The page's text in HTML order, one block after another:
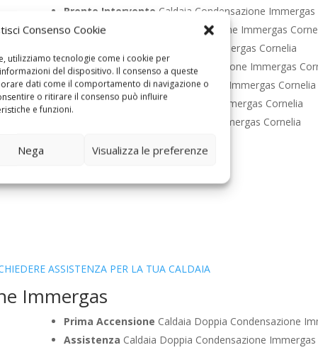
Consenso Cookie
utilizziamo tecnologie come i cookie per
del dispositivo. Il consenso a queste
dati come il comportamento di navigazione o
o ritirare il consenso può influire
e funzioni.
Nega Visualizza le preferenze
Pronto Intervento Caldaia Condensazione Immergas
Sostituzione
Caldaia Condensazione Immergas
Caldaia Condensazione Immergas Cornelia
Controllo FumiCaldaia Condensazione Immergas
Bollino BluCaldaia Condensazione Immergas Cornelia
VenditaCaldaia Condensazione Immergas Cornelia
Caldaia Condensazione Immergas Cornelia
ASSISTENZA PER LA TUA CALDAIA
Immergas
Prima Accensione Caldaia Doppia Condensazione
Assistenza Caldaia Doppia Condensazione Immergas